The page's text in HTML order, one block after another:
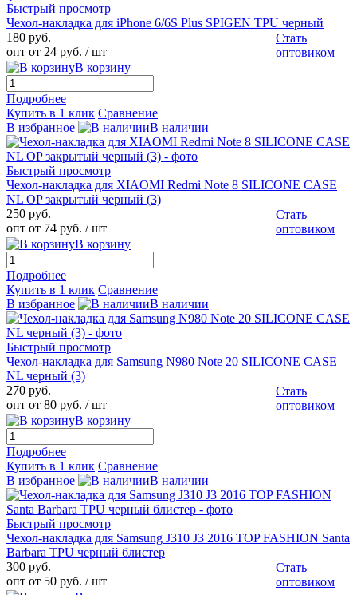
Быстрый просмотр
Чехол-накладка для iPhone 6/6S Plus SPIGEN TPU черный
180 руб.
опт от 24 руб. / шт
Стать
оптовиком
В корзину
Подробнее
Купить в 1 клик Сравнение
В избранное
В наличии
Быстрый просмотр
Чехол-накладка для XIAOMI Redmi Note 8 SILICONE CASE
NL OP закрытый черный (3)
250 руб.
опт от 74 руб. / шт
Стать
оптовиком
В корзину
Подробнее
Купить в 1 клик Сравнение
В избранное
В наличии
Быстрый просмотр
Чехол-накладка для Samsung N980 Note 20 SILICONE CASE
NL черный (3)
270 руб.
опт от 80 руб. / шт
Стать
оптовиком
В корзину
Подробнее
Купить в 1 клик Сравнение
В избранное
В наличии
Быстрый просмотр
Чехол-накладка для Samsung J310 J3 2016 TOP FASHION Santa
Barbara TPU черный блистер
300 руб.
опт от 50 руб. / шт
Стать
оптовиком